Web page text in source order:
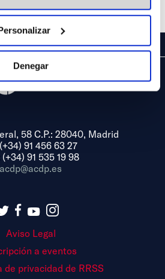
Denegar
58 C.P.: 28040, Madrid
91 456 63 27
(+34) 91 535 19 98
acdp@acdp.es
Aviso Legal
a eventos
de privacidad de RRSS